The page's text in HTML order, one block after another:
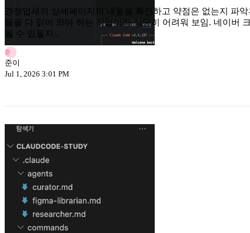
경쟁업체의 상세페이지의 내용을 확인하고 약점은 없는지 파
들을 다 읽어 와야 하는 작업이라 상당히 어려워 보임. 네이버
될 수 있을지..
준
준이
Jul 1, 2026 3:01 PM